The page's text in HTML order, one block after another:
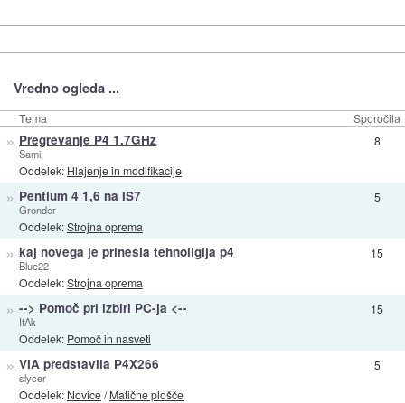
Vredno ogleda ...
Tema Sporočila
» Pregrevanje P4 1.7GHz
Sami
Oddelek: Hlajenje in modifikacije
8
» Pentium 4 1,6 na IS7
Gronder
Oddelek:Strojna oprema
5
» kaj novega je prinesla tehnoligija p4
Blue22
Oddelek:Strojna oprema
15
» --> Pomoč pri izbiri PC-ja <--
ItAk
Oddelek: Pomoč in nasveti
15
» VIA predstavila P4X266
slycer
Oddelek: Novice/Matične plošče
5